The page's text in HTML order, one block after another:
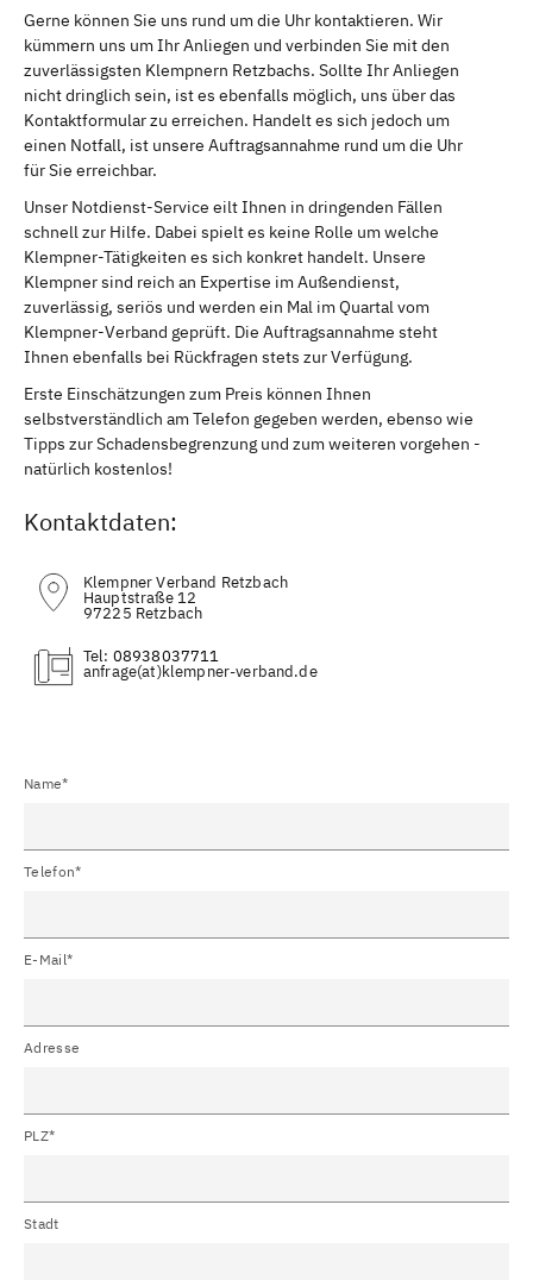
Gerne können Sie uns rund um die Uhr kontaktieren. Wir
kümmern uns um Ihr Anliegen und verbinden Sie mit den
zuverlässigsten Klempnern Retzbachs. Sollte Ihr Anliegen
nicht dringlich sein, ist es ebenfalls möglich, uns über das
Kontaktformular zu erreichen. Handelt es sich jedoch um
einen Notfall, ist unsere Auftragsannahme rund um die Uhr
für Sie erreichbar.
Unser Notdienst-Service eilt Ihnen in dringenden Fällen
schnell zur Hilfe. Dabei spielt es keine Rolle um welche
Klempner-Tätigkeiten es sich konkret handelt. Unsere
Klempner sind reich an Expertise im Außendienst,
zuverlässig, seriös und werden ein Mal im Quartal vom
Klempner-Verband geprüft. Die Auftragsannahme steht
Ihnen ebenfalls bei Rückfragen stets zur Verfügung.
Erste Einschätzungen zum Preis können Ihnen
selbstverständlich am Telefon gegeben werden, ebenso wie
Tipps zur Schadensbegrenzung und zum weiteren vorgehen -
natürlich kostenlos!
Kontaktdaten:
Klempner Verband Retzbach
Hauptstraße 12
97225 Retzbach
Tel: 08938037711
(at)
Name*
Telefon*
E-Mail*
Adresse
PLZ*
Stadt